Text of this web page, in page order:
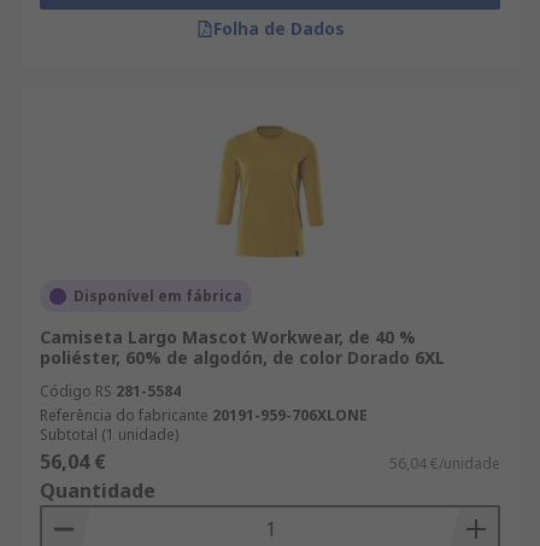
Folha de Dados
Disponível em fábrica
Camiseta Largo Mascot Workwear, de 40 %
poliéster, 60% de algodón, de color Dorado 6XL
Código RS 281-5584
Referência do fabricante 20191-959-706XLONE
Subtotal (1 unidade)
56,04 € 56,04 €/unidade
Quantidade